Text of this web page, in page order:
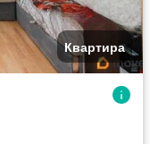
Квартира